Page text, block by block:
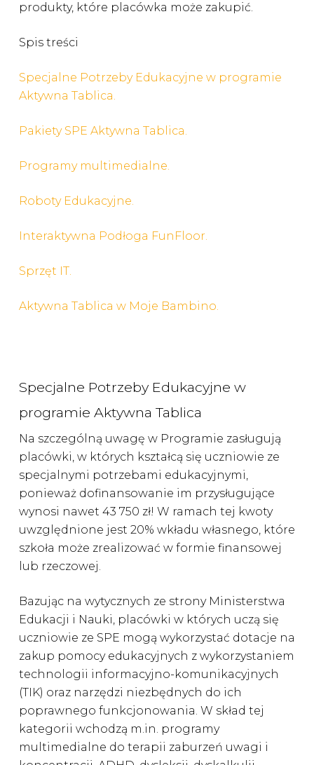
produkty, które placówka może zakupić.
Spis treści
Specjalne Potrzeby Edukacyjne w programie
Aktywna Tablica.
Pakiety SPE Aktywna Tablica.
Programy multimedialne.
Roboty Edukacyjne.
Interaktywna Podłoga FunFloor.
Sprzęt IT.
Aktywna Tablica w Moje Bambino.
Specjalne Potrzeby Edukacyjne w
programie Aktywna Tablica
Na szczególną uwagę w Programie zasługują
placówki, w których kształcą się uczniowie ze
specjalnymi potrzebami edukacyjnymi,
ponieważ dofinansowanie im przysługujące
wynosi nawet 43 750 zł! W ramach tej kwoty
uwzględnione jest 20% wkładu własnego, które
szkoła może zrealizować w formie finansowej
lub rzeczowej.
Bazując na wytycznych ze strony Ministerstwa
Edukacji i Nauki, placówki w których uczą się
uczniowie ze SPE mogą wykorzystać dotacje na
zakup pomocy edukacyjnych z wykorzystaniem
technologii informacyjno-komunikacyjnych
(TIK) oraz narzędzi niezbędnych do ich
poprawnego funkcjonowania. W skład tej
kategorii wchodzą m.in. programy
multimedialne do terapii zaburzeń uwagi i